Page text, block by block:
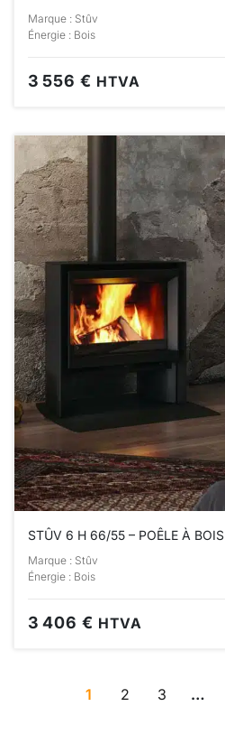
Marque : Stûv
Énergie : Bois
3 556 € HTVA
STÛV 6 H 66/55 – POÊLE À BOIS
Marque : Stûv
Énergie : Bois
3 406 € HTVA
1 2 3 …